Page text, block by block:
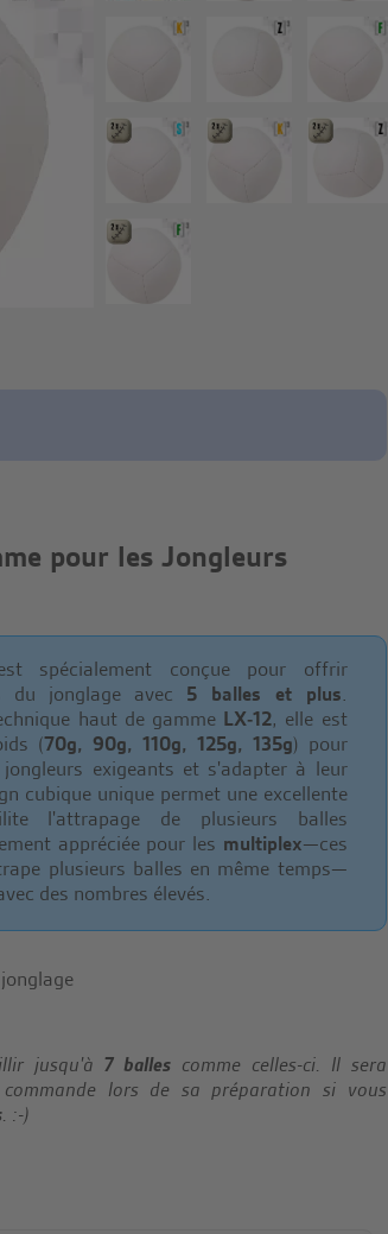
pour les Jongleurs
spécialement conçue pour offrir
du jonglage avec 5 balles et plus.
haut de gamme LX-12, elle est
(70g, 90g, 110g, 125g, 135g) pour
exigeants et s'adapter à leur
cubique unique permet une excellente
l'attrapage de plusieurs balles
appréciée pour les multiplex—ces
plusieurs balles en même temps—
des nombres élevés.
jusqu'à 7 balles comme celles-ci. Il sera
lors de sa préparation si vous
. :-)